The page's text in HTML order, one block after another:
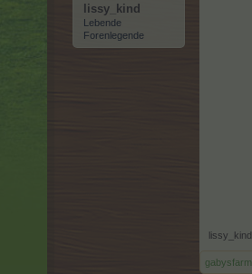
lissy_kind
Lebende
Forenlegende
lissy_kind
gabysfarm